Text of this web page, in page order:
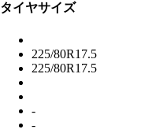
タイヤサイズ
225/80R17.5
225/80R17.5
-
-